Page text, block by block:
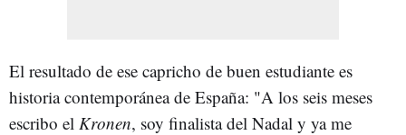
El resultado de ese capricho de buen estudiante es
historia contemporánea de España: "A los seis meses
escribo el Kronen, soy finalista del Nadal y ya me